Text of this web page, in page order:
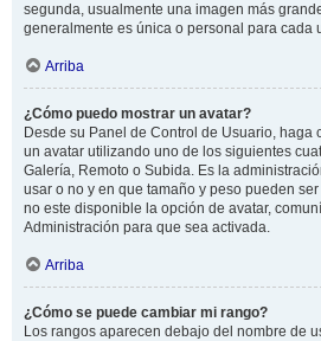
segunda, usualmente una imagen más
generalmente es única o personal para cada
Arriba
¿Cómo puedo mostrar un avatar?
Desde su Panel de Control de Usuario, haga
un avatar utilizando uno de los siguientes
Galería, Remoto o Subida. Es la
usar o no y en que tamaño y peso pueden
no este disponible la opción de avatar,
Administración para que sea activada.
Arriba
¿Cómo se puede cambiar mi rango?
Los rangos aparecen debajo del nombre de